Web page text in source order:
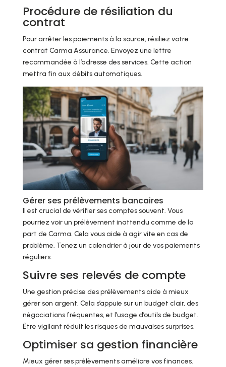
Procédure de résiliation du
contrat
Pour arrêter les paiements à la source, résiliez votre
contrat Carma Assurance. Envoyez une lettre
recommandée à l’adresse des services. Cette action
mettra fin aux débits automatiques.
Gérer ses prélèvements bancaires
Il est crucial de vérifier ses comptes souvent. Vous
pourriez voir un prélèvement inattendu comme de la
part de Carma. Cela vous aide à agir vite en cas de
problème. Tenez un calendrier à jour de vos paiements
réguliers.
Suivre ses relevés de compte
Une gestion précise des prélèvements aide à mieux
gérer son argent. Cela s’appuie sur un budget clair, des
négociations fréquentes, et l’usage d’outils de budget.
Être vigilant réduit les risques de mauvaises surprises.
Optimiser sa gestion financière
Mieux gérer ses prélèvements améliore vos finances.